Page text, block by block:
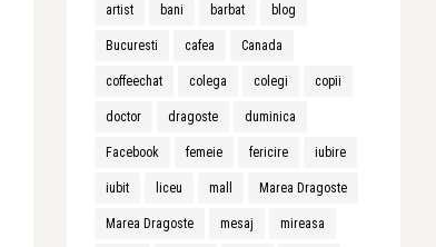
artist bani barbat blog
Bucuresti cafea Canada
coffeechat colega colegi copii
doctor dragoste duminica
Facebook femeie fericire iubire
iubit liceu mall Marea Dragoste
Marea Dragoste mesaj mireasa